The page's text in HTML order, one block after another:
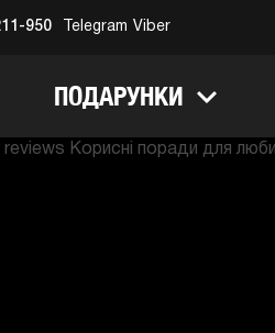
950 Telegram Viber
ПОДАРУНКИ